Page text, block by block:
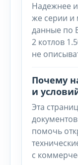
Надежнее
же серии и
данные по
2 котлов
не
Почему
и
Эта
помочь
с